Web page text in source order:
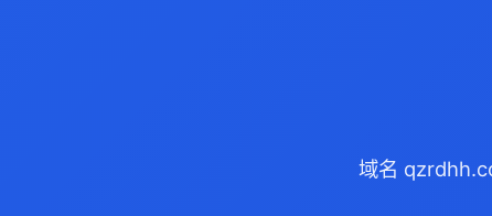
域名